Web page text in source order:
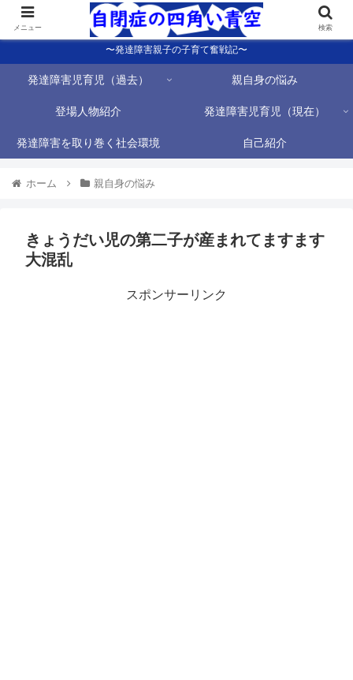
〜発達障害親子の子育て奮戦記〜
発達障害児育児（過去） 親自身の悩み
登場人物紹介 発達障害児育児（現在）
発達障害を取り巻く社会環境 自己紹介
ホーム 親自身の悩み
きょうだい児の第二子が産まれてますます
大混乱
スポンサーリンク
メニュー 検索